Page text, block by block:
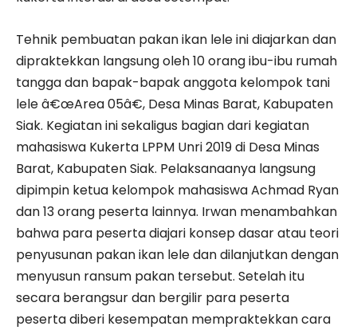
Tehnik pembuatan pakan ikan lele ini diajarkan dan
dipraktekkan langsung oleh 10 orang ibu-ibu rumah
tangga dan bapak-bapak anggota kelompok tani
lele â€œArea 05â€, Desa Minas Barat, Kabupaten
Siak. Kegiatan ini sekaligus bagian dari kegiatan
mahasiswa Kukerta LPPM Unri 2019 di Desa Minas
Barat, Kabupaten Siak. Pelaksanaanya langsung
dipimpin ketua kelompok mahasiswa Achmad Ryan
dan 13 orang peserta lainnya. Irwan menambahkan
bahwa para peserta diajari konsep dasar atau teori
penyusunan pakan ikan lele dan dilanjutkan dengan
menyusun ransum pakan tersebut. Setelah itu
secara berangsur dan bergilir para peserta
peserta diberi kesempatan mempraktekkan cara